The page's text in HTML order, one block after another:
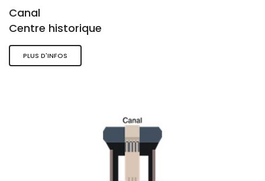
Canal
Centre historique
PLUS D'INFOS